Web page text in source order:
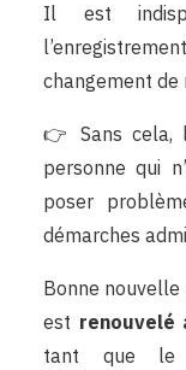
Il est
changement de
👉 Sans cela,
personne qui
poser
démarches
Bonne nouvelle
est renouvelé
tant que le